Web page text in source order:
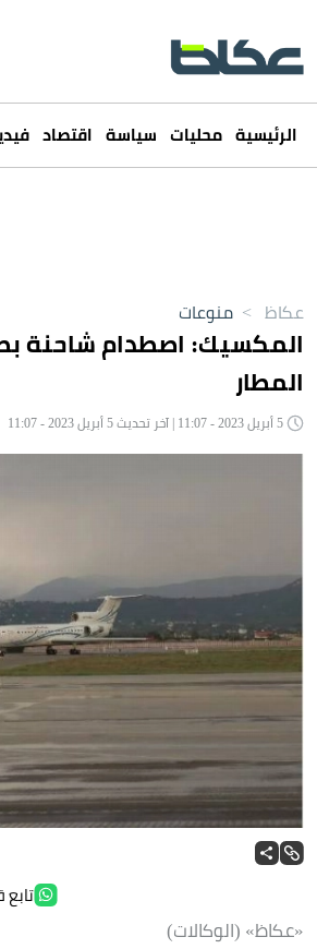
الرئيسية محليات سياسة اقتصاد
عكاظ > منوعات
المكسيك: اصطدام شاحنة
المطار
«عكاظ» (الوكالات)